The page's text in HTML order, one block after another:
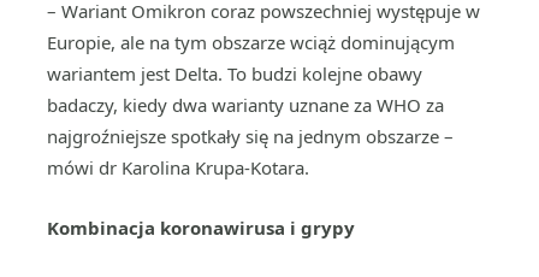
– Wariant Omikron coraz powszechniej występuje w
Europie, ale na tym obszarze wciąż dominującym
wariantem jest Delta. To budzi kolejne obawy
badaczy, kiedy dwa warianty uznane za WHO za
najgroźniejsze spotkały się na jednym obszarze –
mówi dr Karolina Krupa-Kotara.
Kombinacja koronawirusa i grypy